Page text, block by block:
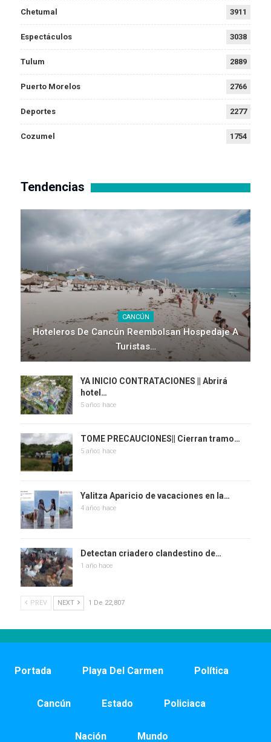
Chetumal 3911
Espectáculos 3038
Tulum 2889
Puerto Morelos 2766
Deportes 2277
Cozumel 1754
Tendencias
CANCÚN
Hoteleros De Cancún Reembolsan Hospedaje A
Turistas…
YA INICIO CONTRATACIONES || Abrirá
hotel…
5 años hace
TOME PRECAUCIONES|| Cierran tramo…
5 años hace
Yalitza Aparicio de vacaciones en la…
4 años hace
Detectan criadero clandestino de…
1 año hace
PREV NEXT 1 De 22,807
Portada Playa Del Carmen Política
Cancún Estado Policiaca
Nación Mundo